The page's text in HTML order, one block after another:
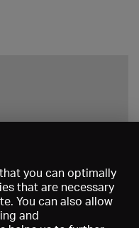
you can optimally
that are necessary
You can also allow
and